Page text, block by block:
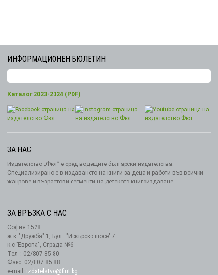
ИНФОРМАЦИОНЕН БЮЛЕТИН
Каталог 2023-2024 (PDF)
ЗА НАС
Издателство „Фют” е сред водещите български издателства.
Специализирано е в издаването на книги за деца и работи във всички
жанрове и възрастови сегменти на детското книгоиздаване.
ЗА ВРЪЗКА С НАС
София 1528
ж.к. "Дружба" 1, Бул.: "Искърско шосе" 7
к-с "Европа", Сграда №6
Тел. : 02/807 85 80
Факс: 02/807 85 88
e-mail: izdatelstvo@fiut.bg